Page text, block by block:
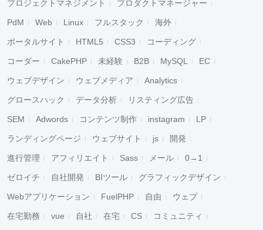
プロジェクトマネジメント プロダクトマネージャー
PdM Web Linux フルスタック 海外
ポータルサイト HTML5 CSS3 コーディング
コーダー CakePHP 未経験 B2B MySQL EC
ウェブデザイン ウェブメディア Analytics
グロースハック データ分析 リスティング広告
SEM Adwords コンテンツ制作 instagram LP
ランディングページ ウェブサイト js 開発
進行管理 アフィリエイト Sass メール 0→1
ゼロイチ 自社開発 BIツール グラフィックデザイン
Webアプリケーション FuelPHP 自由 ウェブ
在宅勤務 vue 自社 在宅 CS コミュニティ